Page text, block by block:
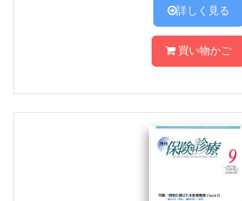
詳しく見る
買い物かご